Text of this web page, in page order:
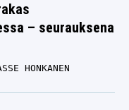
– seurauksena
HONKANEN